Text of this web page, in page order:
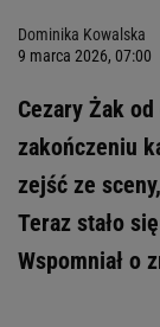
Dominika Kowalska
9 marca 2026, 07:00
Cezary Żak
zakończeniu
zejść ze
Teraz stało
Wspomniał o